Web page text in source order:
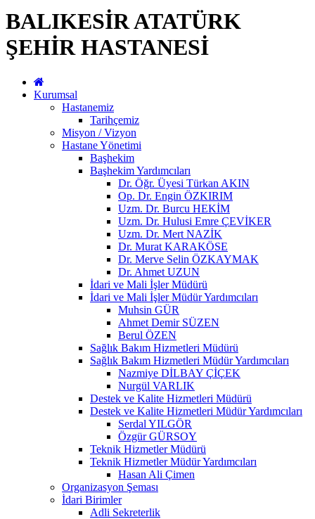
BALIKESİR ATATÜRK
ŞEHİR HASTANESİ
Kurumsal
Hastanemiz
Tarihçemiz
Misyon / Vizyon
Hastane Yönetimi
Başhekim
Başhekim Yardımcıları
Dr. Öğr. Üyesi Türkan AKIN
Op. Dr. Engin ÖZKIRIM
Uzm. Dr. Burcu HEKİM
Uzm. Dr. Hulusi Emre ÇEVİKER
Uzm. Dr. Mert NAZİK
Dr. Murat KARAKÖSE
Dr. Merve Selin ÖZKAYMAK
Dr. Ahmet UZUN
İdari ve Mali İşler Müdürü
İdari ve Mali İşler Müdür Yardımcıları
Muhsin GÜR
Ahmet Demir SÜZEN
Berul ÖZEN
Sağlık Bakım Hizmetleri Müdürü
Sağlık Bakım Hizmetleri Müdür Yardımcıları
Nazmiye DİLBAY ÇİÇEK
Nurgül VARLIK
Destek ve Kalite Hizmetleri Müdürü
Destek ve Kalite Hizmetleri Müdür Yardımcıları
Serdal YILGÖR
Özgür GÜRSOY
Teknik Hizmetler Müdürü
Teknik Hizmetler Müdür Yardımcıları
Hasan Ali Çimen
Organizasyon Şeması
İdari Birimler
Adli Sekreterlik